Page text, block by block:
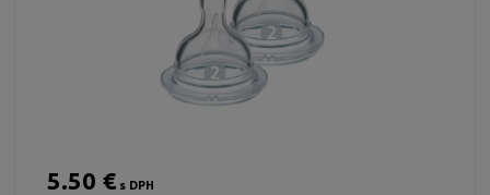
5.50 €s DPH